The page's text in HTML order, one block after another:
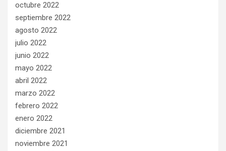
octubre 2022
septiembre 2022
agosto 2022
julio 2022
junio 2022
mayo 2022
abril 2022
marzo 2022
febrero 2022
enero 2022
diciembre 2021
noviembre 2021